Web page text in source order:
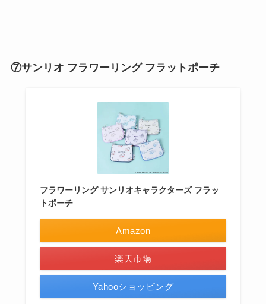
⑦サンリオ フラワーリング フラットポーチ
フラワーリング サンリオキャラクターズ フラッ
トポーチ
Amazon
楽天市場
Yahooショッピング